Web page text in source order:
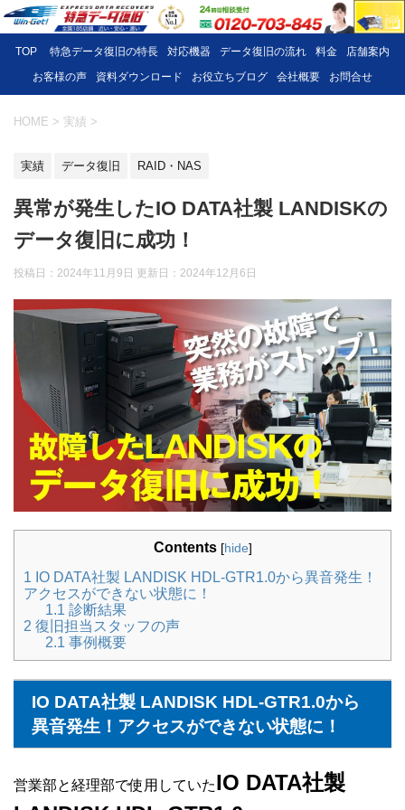
TOP 特急データ復旧の特長 対応機器 データ復旧の流れ 料金
店舗案内
お客様の声
資料ダウンロード お役立ちブログ 会社概要 お問合せ
HOME > 実績 >
実績 データ復旧 RAID・NAS
異常が発生したIO DATA社製 LANDISKの
データ復旧に成功！
投稿日：2024年11月9日 更新日： 2024年12月6日
Contents [hide]
1 IO DATA社製 LANDISK HDL-GTR1.0から異音発生！
アクセスができない状態に！
1.1 診断結果
2 復旧担当スタッフの声
2.1 事例概要
IO DATA社製 LANDISK HDL-GTR1.0から
異音発生！アクセスができない状態に！
営業部と経理部で使用していたIO DATA社製